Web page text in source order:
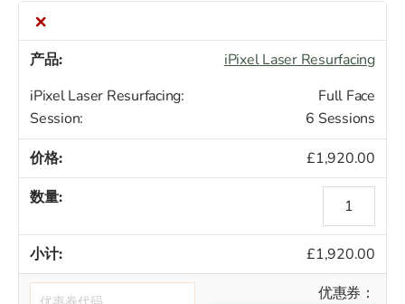
×
iPixel Laser Resurfacing
iPixel Laser Resurfacing:
Full Face
Session:
6 Sessions
£1,920.00
iPixel
Resurfacing
数
量
£1,920.00
优惠券：